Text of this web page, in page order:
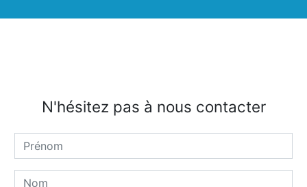
N'hésitez pas à nous contacter